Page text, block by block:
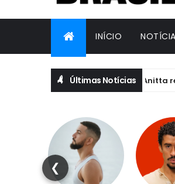
INÍCIO
Últimas Notícias
ANITTA Anitta revela
❮